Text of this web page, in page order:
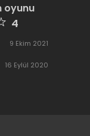
oyunu
4
9 Ekim 2021
16 Eylül 2020